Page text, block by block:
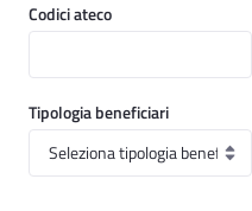
Codici ateco
Tipologia beneficiari